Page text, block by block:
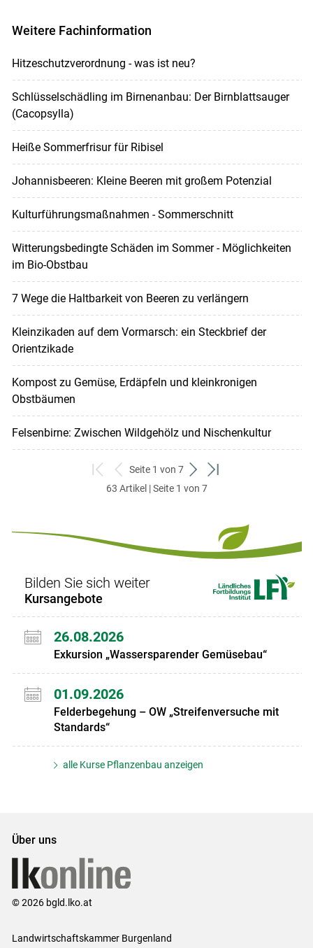
Weitere Fachinformation
Hitzeschutzverordnung - was ist neu?
Schlüsselschädling im Birnenanbau: Der Birnblattsauger
(Cacopsylla)
Heiße Sommerfrisur für Ribisel
Johannisbeeren: Kleine Beeren mit großem Potenzial
Kulturführungsmaßnahmen - Sommerschnitt
Witterungsbedingte Schäden im Sommer - Möglichkeiten
im Bio-Obstbau
7 Wege die Haltbarkeit von Beeren zu verlängern
Kleinzikaden auf dem Vormarsch: ein Steckbrief der
Orientzikade
Kompost zu Gemüse, Erdäpfeln und kleinkronigen
Obstbäumen
Felsenbirne: Zwischen Wildgehölz und Nischenkultur
zum
ersten
zurück
zum
Seite 1 von 7
weiter
zum
zum
63 Artikel | Seite 1 von 7
Bilden Sie sich weiter
Kursangebote
26.08.2026
Exkursion „Wassersparender Gemüsebau“
01.09.2026
Felderbegehung – OW „Streifenversuche mit
Standards“
alle Kurse Pflanzenbau anzeigen
Über uns
© 2026 bgld.lko.at
Landwirtschaftskammer Burgenland